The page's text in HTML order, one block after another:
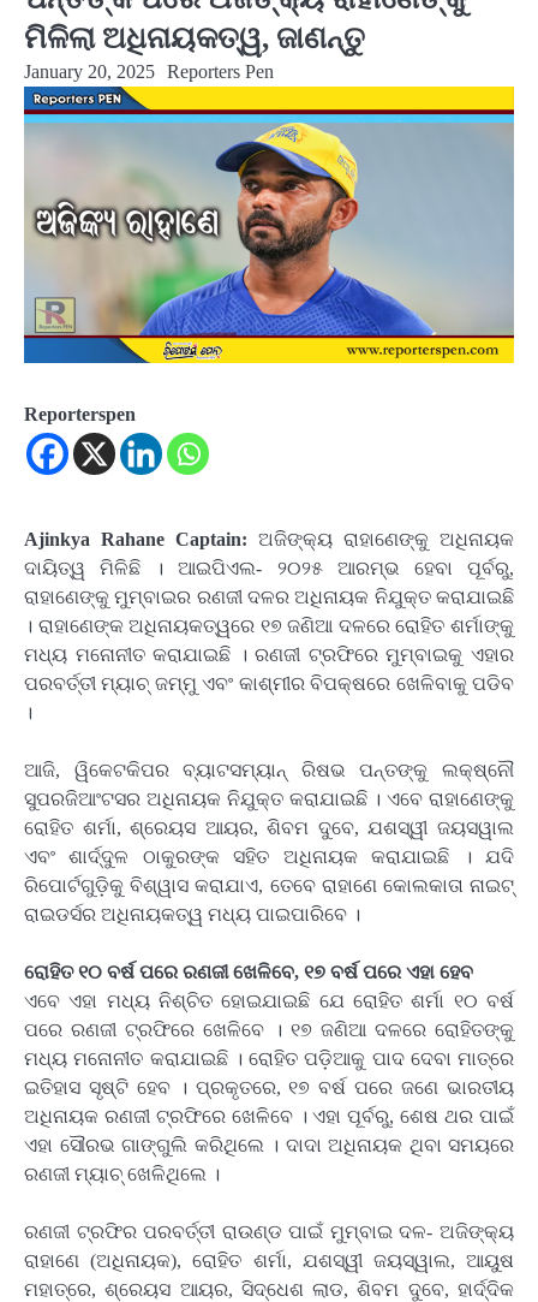
ମିଳିଲା ଅଧିନାୟକତ୍ୱ, ଜାଣନ୍ତୁ
January 20, 2025 Reporters Pen
Reporterspen
Ajinkya Rahane Captain: ଅଜିଙ୍କ୍ୟ ରାହାଣେଙ୍କୁ ଅଧିନାୟକ
ଦାୟିତ୍ୱ ମିଳିଛି । ଆଇପିଏଲ- ୨୦୨୫ ଆରମ୍ଭ ହେବା ପୂର୍ବରୁ,
ରାହାଣେଙ୍କୁ ମୁମ୍ବାଇର ରଣଜୀ ଦଳର ଅଧିନାୟକ ନିଯୁକ୍ତ କରାଯାଇଛି
। ରାହାଣେଙ୍କ ଅଧିନାୟକତ୍ୱରେ ୧୭ ଜଣିଆ ଦଳରେ ରୋହିତ ଶର୍ମାଙ୍କୁ
ମଧ୍ୟ ମନୋନୀତ କରାଯାଇଛି । ରଣଜୀ ଟ୍ରଫିରେ ମୁମ୍ବାଇକୁ ଏହାର
ପରବର୍ତ୍ତୀ ମ୍ୟାଚ୍ ଜମ୍ମୁ ଏବଂ କାଶ୍ମୀର ବିପକ୍ଷରେ ଖେଳିବାକୁ ପଡିବ
।
ଆଜି, ୱିକେଟକିପର ବ୍ୟାଟସମ୍ୟାନ୍ ରିଷଭ ପନ୍ତଙ୍କୁ ଲକ୍ଷ୍ନୌ
ସୁପରଜିଆଂଟସର ଅଧିନାୟକ ନିଯୁକ୍ତ କରାଯାଇଛି । ଏବେ ରାହାଣେଙ୍କୁ
ରୋହିତ ଶର୍ମା, ଶ୍ରେୟସ ଆୟର, ଶିବମ ଦୁବେ, ଯଶସ୍ୱୀ ଜୟସୱାଲ
ଏବଂ ଶାର୍ଦ୍ଦୁଳ ଠାକୁରଙ୍କ ସହିତ ଅଧିନାୟକ କରାଯାଇଛି । ଯଦି
ରିପୋର୍ଟଗୁଡ଼ିକୁ ବିଶ୍ୱାସ କରାଯାଏ, ତେବେ ରାହାଣେ କୋଲକାତା ନାଇଟ୍
ରାଇଡର୍ସର ଅଧିନାୟକତ୍ୱ ମଧ୍ୟ ପାଇପାରିବେ ।
ରୋହିତ ୧୦ ବର୍ଷ ପରେ ରଣଜୀ ଖେଳିବେ, ୧୭ ବର୍ଷ ପରେ ଏହା ହେବ
ଏବେ ଏହା ମଧ୍ୟ ନିଶ୍ଚିତ ହୋଇଯାଇଛି ଯେ ରୋହିତ ଶର୍ମା ୧୦ ବର୍ଷ
ପରେ ରଣଜୀ ଟ୍ରଫିରେ ଖେଳିବେ । ୧୭ ଜଣିଆ ଦଳରେ ରୋହିତଙ୍କୁ
ମଧ୍ୟ ମନୋନୀତ କରାଯାଇଛି । ରୋହିତ ପଡ଼ିଆକୁ ପାଦ ଦେବା ମାତ୍ରେ
ଇତିହାସ ସୃଷ୍ଟି ହେବ । ପ୍ରକୃତରେ, ୧୭ ବର୍ଷ ପରେ ଜଣେ ଭାରତୀୟ
ଅଧିନାୟକ ରଣଜୀ ଟ୍ରଫିରେ ଖେଳିବେ । ଏହା ପୂର୍ବରୁ, ଶେଷ ଥର ପାଇଁ
ଏହା ସୌରଭ ଗାଙ୍ଗୁଲି କରିଥିଲେ । ଦାଦା ଅଧିନାୟକ ଥିବା ସମୟରେ
ରଣଜୀ ମ୍ୟାଚ୍ ଖେଳିଥିଲେ ।
ରଣଜୀ ଟ୍ରଫିର ପରବର୍ତ୍ତୀ ରାଉଣ୍ଡ ପାଇଁ ମୁମ୍ବାଇ ଦଳ- ଅଜିଙ୍କ୍ୟ
ରାହାଣେ (ଅଧିନାୟକ), ରୋହିତ ଶର୍ମା, ଯଶସ୍ୱୀ ଜୟସ୍ୱାଲ, ଆୟୁଷ
ମହାତ୍ରେ, ଶ୍ରେୟସ ଆୟର, ସିଦ୍ଧେଶ ଲାଡ, ଶିବମ ଦୁବେ, ହାର୍ଦ୍ଦିକ